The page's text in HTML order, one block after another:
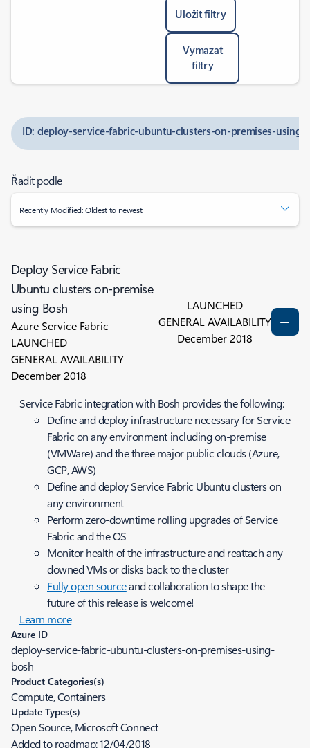
Uložit filtry
Vymazat
filtry
ID: deploy-service-fabric-ubuntu-clusters-on-premises-using-
Řadit podle
Recently Modified: Oldest to newest
Deploy Service Fabric
Ubuntu clusters on-premise
using Bosh
Azure Service Fabric
LAUNCHED
GENERAL AVAILABILITY
December 2018
LAUNCHED
GENERAL AVAILABILITY
December 2018
Service Fabric integration with Bosh provides the following:
Define and deploy infrastructure necessary for Service
Fabric on any environment including on-premise
(VMWare) and the three major public clouds (Azure,
GCP, AWS)
Define and deploy Service Fabric Ubuntu clusters on
any environment
Perform zero-downtime rolling upgrades of Service
Fabric and the OS
Monitor health of the infrastructure and reattach any
downed VMs or disks back to the cluster
Fully open sourceand collaboration to shape the
future of this release is welcome!
Learn more
Azure ID
deploy-service-fabric-ubuntu-clusters-on-premises-using-
bosh
Product Categories(s)
Compute, Containers
Update Types(s)
Open Source, Microsoft Connect
Added to roadmap:12/04/2018